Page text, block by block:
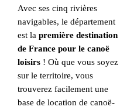
Avec ses cinq rivières
navigables, le département
est la première destination
de France pour le canoë
loisirs ! Où que vous soyez
sur le territoire, vous
trouverez facilement une
base de location de canoë-